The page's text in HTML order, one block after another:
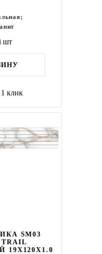
шт
клик
SM03
TRAIL